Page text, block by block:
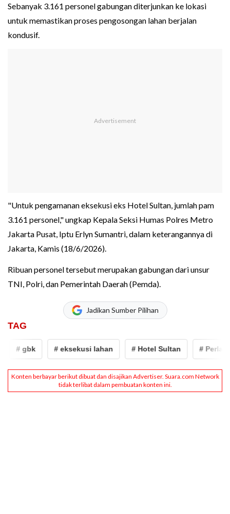
Sebanyak 3.161 personel gabungan diterjunkan ke lokasi
untuk memastikan proses pengosongan lahan berjalan
kondusif.
"Untuk pengamanan eksekusi eks Hotel Sultan, jumlah pam
3.161 personel," ungkap Kepala Seksi Humas Polres Metro
Jakarta Pusat, Iptu Erlyn Sumantri, dalam keterangannya di
Jakarta, Kamis (18/6/2026).
Ribuan personel tersebut merupakan gabungan dari unsur
TNI, Polri, dan Pemerintah Daerah (Pemda).
Jadikan Sumber Pilihan
TAG
# gbk # eksekusi lahan # Hotel Sultan #